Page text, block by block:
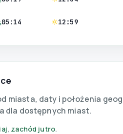
05:14 12:59
miasta, daty i położenia
dla dostępnych miast.
, zachód jutro.